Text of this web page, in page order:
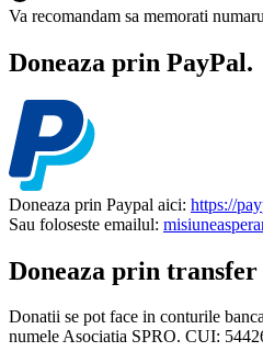
Va recomandam sa memorati
Doneaza prin PayPal.
Doneaza prin Paypal aici: https://
Sau foloseste emailul:
Doneaza prin
Donatii se pot face in conturile
numele Asociatia SPRO. CUI: